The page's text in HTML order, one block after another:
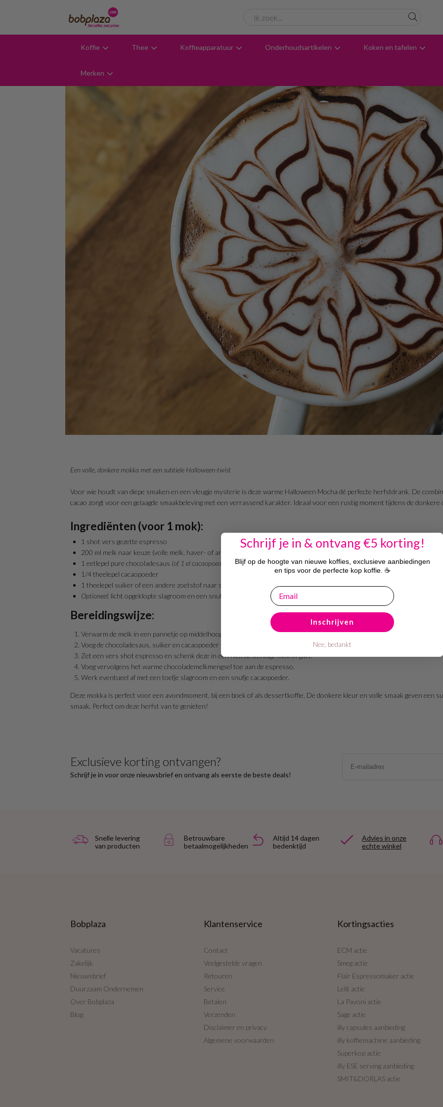
Koffie Thee Koffieapparatuur Onderhoudsartikelen Koken en tafelen
Merken
Een volle, donkere mokka met een subtiele Halloween-twist
Voor wie houdt van diepe smaken en een vleugje mysterie is deze warme Halloween Mocha dé perfecte herfstdrank. De
cacao zorgt voor een gelaagde smaakbeleving met een verrassend karakter. Ideaal voor een rustig moment tijdens de donkere
Ingrediënten (voor 1 mok):
1 shot vers gezette espresso
200 ml melk naar keuze (volle melk, haver- of amandelmelk werken goed)
1 eetlepel pure chocoladesaus (of 1 el cacaopoeder + 1 tl honing)
1/4 theelepel cacaopoeder
1 theelepel suiker of een andere zoetstof naar smaak
Optioneel: licht opgeklopte slagroom en een snufje cacaopoeder als afwerking
Bereidingswijze:
Verwarm de melk in een pannetje op middelhoog vuur tot deze goed heet is (niet laten koken).
Voeg de chocoladesaus, suiker en cacaopoeder toe. Roer goed tot alles volledig is opgelost en je een egaal mengsel hebt.
Zet een vers shot espresso en schenk deze in een hittebestendige mok of glas.
Voeg vervolgens het warme chocolademelkmengsel toe aan de espresso.
Werk eventueel af met een toefje slagroom en een snufje cacaopoeder.
Deze mokka is perfect voor een avondmoment, bij een boek of als dessertkoffie. De donkere kleur en volle smaak geven een
smaak. Perfect om deze herfst van te genieten!
Exclusieve korting ontvangen?
Schrijf je in voor onze nieuwsbrief en ontvang als eerste de beste deals!
Snelle levering
van producten
Betrouwbare
betaalmogelijkheden
Altijd 14 dagen
bedenktijd
Advies in onze
echte winkel
Bobplaza
Vacatures
Zakelijk
Nieuwsbrief
Duurzaam Ondernemen
Over Bobplaza
Blog
Klantenservice
Contact
Veelgestelde vragen
Retouren
Service
Betalen
Verzenden
Disclaimer en privacy
Algemene voorwaarden
Kortingsacties
ECM actie
Smeg actie
Flair Espressomaker actie
Lelit actie
La Pavoni actie
Sage actie
illy capsules aanbieding
illy koffiemachine aanbieding
Superkop actie
illy ESE serving aanbieding
SMIT&DORLAS actie
Schrijf je in & ontvang €5 korting!
Blijf op de hoogte van nieuwe koffies, exclusieve aanbiedingen
en tips voor de perfecte kop koffie. ☕
email
Inschrijven
Nee, bedankt